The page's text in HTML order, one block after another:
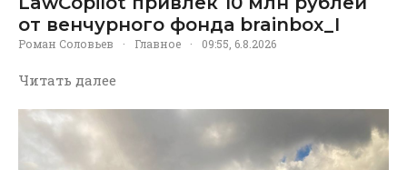
от венчурного фонда brainbox_I
Роман Соловьев · Главное · 09:55, 6.8.2026
Читать далее